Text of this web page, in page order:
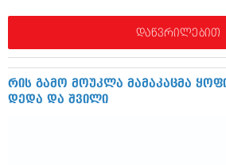
დაწვრილებით
რის გამო მოუკლა მამაკაცმა
დედა და შვილი